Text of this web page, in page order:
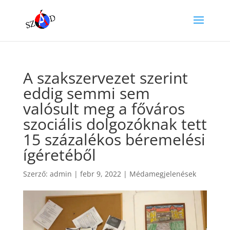
A szakszervezet szerint
eddig semmi sem
valósult meg a főváros
szociális dolgozóknak tett
15 százalékos béremelési
ígéretéből
Szerző: admin | febr 9, 2022| Médamegjelenések